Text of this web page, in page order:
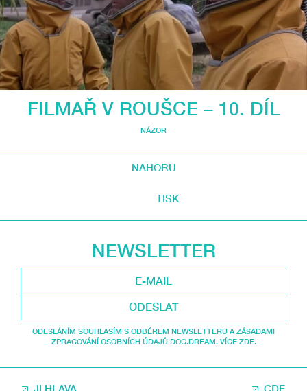
FILMAŘ V ROUŠCE – 10. DÍL
NÁZOR
NAHORU
TISK
NEWSLETTER
ODESLAT
ODESLÁNÍM SOUHLASÍM S ODBĚREM NEWSLETTERU A ZÁSADAMI
ZPRACOVÁNÍ OSOBNÍCH ÚDAJŮ DOC.DREAM. VÍCE ZDE.